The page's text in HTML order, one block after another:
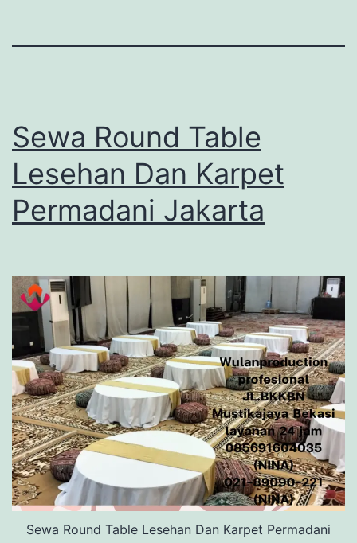
Sewa Round Table
Lesehan Dan Karpet
Permadani Jakarta
Sewa Round Table Lesehan Dan Karpet Permadani